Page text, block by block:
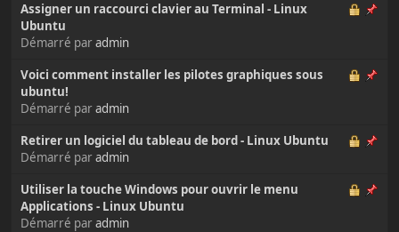
Assigner un raccourci clavier au Terminal - Linux
Ubuntu
Démarré paradmin
Voici comment installer les pilotes graphiques sous
ubuntu!
Démarré paradmin
Retirer un logiciel du tableau de bord - Linux Ubuntu
Démarré paradmin
Utiliser la touche Windows pour ouvrir le menu
Applications - Linux Ubuntu
Démarré paradmin